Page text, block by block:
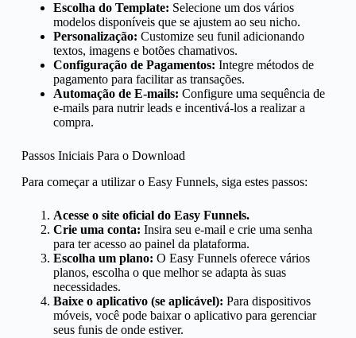
Escolha do Template: Selecione um dos vários
modelos disponíveis que se ajustem ao seu nicho.
Personalização: Customize seu funil adicionando
textos, imagens e botões chamativos.
Configuração de Pagamentos: Integre métodos de
pagamento para facilitar as transações.
Automação de E-mails: Configure uma sequência de
e-mails para nutrir leads e incentivá-los a realizar a
compra.
Passos Iniciais Para o Download
Para começar a utilizar o Easy Funnels, siga estes passos:
Acesse o site oficial do Easy Funnels.
Crie uma conta: Insira seu e-mail e crie uma senha
para ter acesso ao painel da plataforma.
Escolha um plano: O Easy Funnels oferece vários
planos, escolha o que melhor se adapta às suas
necessidades.
Baixe o aplicativo (se aplicável): Para dispositivos
móveis, você pode baixar o aplicativo para gerenciar
seus funis de onde estiver.